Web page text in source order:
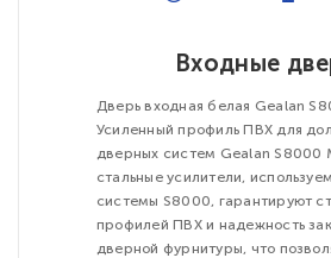
Входные
Дверь входная белая Gealan
Усиленный профиль ПВХ для
дверных систем Gealan S8000
стальные усилители,
системы S8000, гарантируют
профилей ПВХ и надежность
дверной фурнитуры, что